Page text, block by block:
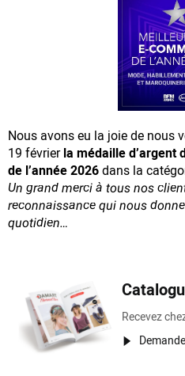
Nous avons eu la joie de nous
19 févrierla médaille d’argent
de l’année 2026dans la
Un grand merci à tous nos
reconnaissancequi nous
quotidien…
Recevez